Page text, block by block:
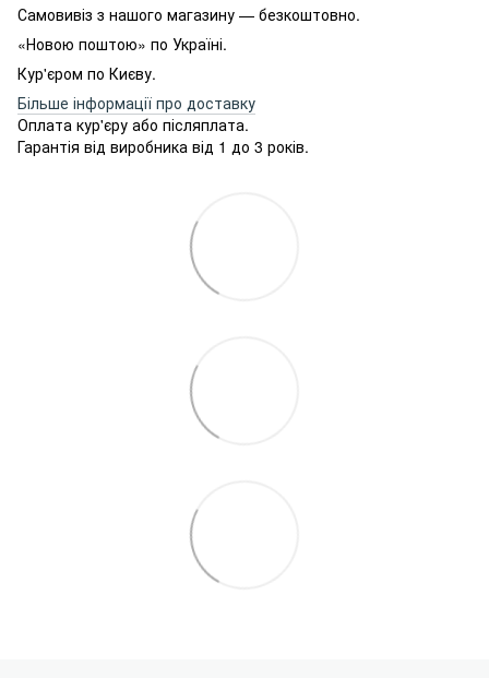
Самовивіз з нашого магазину — безкоштовно.
«Новою поштою» по Україні.
Кур'єром по Києву.
Більше інформації про доставку
Оплата кур'єру або післяплата.
Гарантія від виробника від 1 до 3 років.